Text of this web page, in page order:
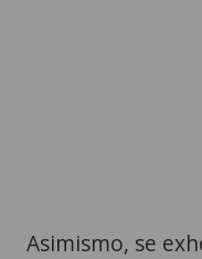
Asimismo, se